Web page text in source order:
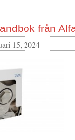
från
15, 2024